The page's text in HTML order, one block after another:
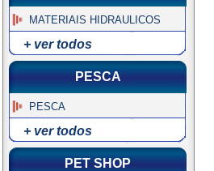
MATERIAIS HIDRAULICOS
+ ver todos
PESCA
PESCA
+ ver todos
PET SHOP